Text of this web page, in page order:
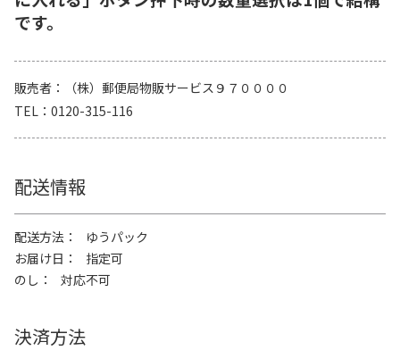
です。
販売者
（株）郵便局物販サービス９７００００
TEL
0120-315-116
配送情報
配送方法
ゆうパック
お届け日
指定可
のし
対応不可
決済方法